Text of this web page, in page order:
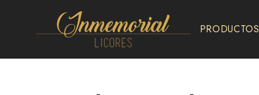
Licores
PRODUCTOS